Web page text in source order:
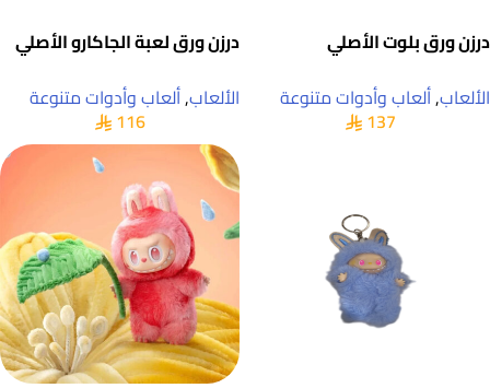
درزن ورق بلوت الأصلي
الألعاب,ألعاب وأدوات متنوعة
137
درزن ورق لعبة الجاكارو الأصلي
الألعاب,ألعاب وأدوات متنوعة
116